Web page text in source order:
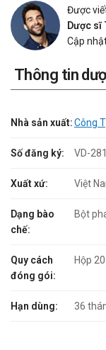
Được
Dược sĩ
Cập
Thông tin
Nhà sản xuất:Công
Số đăng ký: VD-
Xuất xứ: Việt
Dạng bào
chế:
Bột
Quy cách
đóng gói:
Hộp
Hạn dùng: 36